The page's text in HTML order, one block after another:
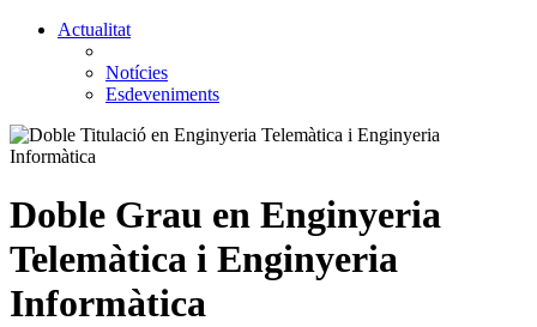
Actualitat
Notícies
Esdeveniments
Doble Grau en Enginyeria
Telemàtica i Enginyeria
Informàtica